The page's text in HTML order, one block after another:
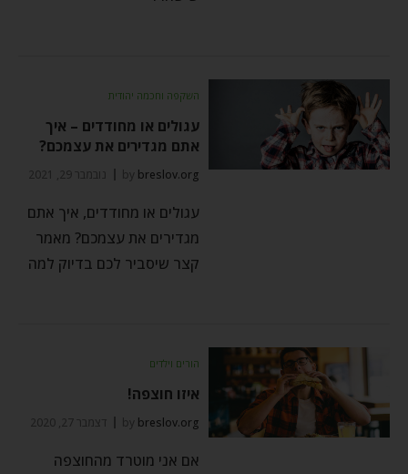
השקפה וחכמה יהודית
עגולים או מחודדים – איך
אתם מגדירים את עצמכם?
by breslov.org נובמבר 29, 2021
עגולים או מחודדים, איך אתם
מגדירים את עצמכם? מאמר
קצר שיסביר לכם בדיוק למה
הורים וילדים
איזו חוצפה!
by breslov.org דצמבר 27, 2020
אם אני מוטרד מהחוצפה